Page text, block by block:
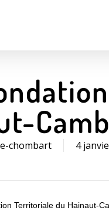
chombart 4
Territoriale du Hainaut-